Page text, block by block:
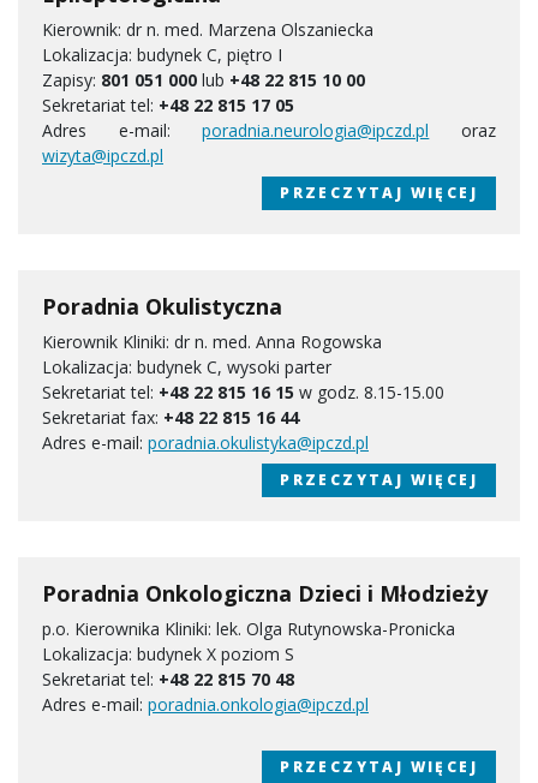
Kierownik: dr n. med. Marzena Olszaniecka
Lokalizacja: budynek C, piętro I
Zapisy: 801 051 000 lub +48 22 815 10 00
Sekretariat tel: +48 22 815 17 05
Adres e-mail:poradnia.neurologia@ipczd.pl oraz
wizyta@ipczd.pl
PRZECZYTAJ WIĘCEJ
Poradnia Okulistyczna
Kierownik Kliniki: dr n. med. Anna Rogowska
Lokalizacja: budynek C, wysoki parter
Sekretariat tel: +48 22 815 16 15 w godz. 8.15-15.00
Sekretariat fax: +48 22 815 16 44
Adres e-mail: poradnia.okulistyka@ipczd.pl
PRZECZYTAJ WIĘCEJ
Poradnia Onkologiczna Dzieci i Młodzieży
p.o. Kierownika Kliniki: lek. Olga Rutynowska-Pronicka
Lokalizacja: budynek X poziom S
Sekretariat tel: +48 22 815 70 48
Adres e-mail: poradnia.onkologia@ipczd.pl
PRZECZYTAJ WIĘCEJ